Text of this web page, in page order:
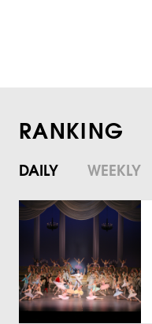
RANKING
DAILY WEEKLY